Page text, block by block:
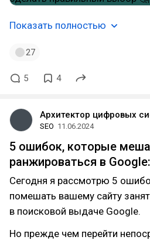
Показать полностью
27
5 4
Архитектор цифровых
SEO 11.06.2024
5 ошибок, которые
ранжироваться в Google:
Сегодня я рассмотрю 5
помешать вашему сайту
в поисковой выдаче Google.
Но прежде чем перейти